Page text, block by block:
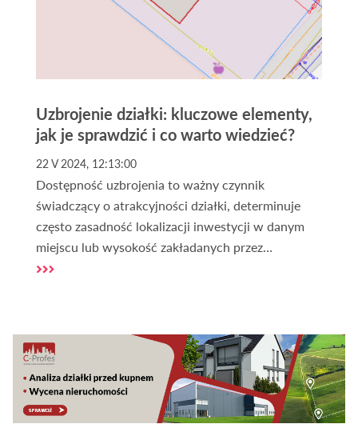
Uzbrojenie działki: kluczowe elementy,
jak je sprawdzić i co warto wiedzieć?
22 V 2024, 12:13:00
Dostępność uzbrojenia to ważny czynnik
świadczący o atrakcyjności działki, determinuje
często zasadność lokalizacji inwestycji w danym
miejscu lub wysokość zakładanych przez
inwestorów kosztów. Bez właściwego uzbrojenia
czym jest właściwie uzbrojenie działki, jakie są
najważniejsze elementy sieci uzbrojenia oraz jak i
gdzie je sprawdzić.